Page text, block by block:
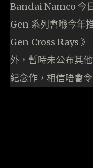
Bandai Namco 今
Gen 系列會喺今年
Gen Cross Rays
外，暫時未公布其
紀念作，相信唔會令